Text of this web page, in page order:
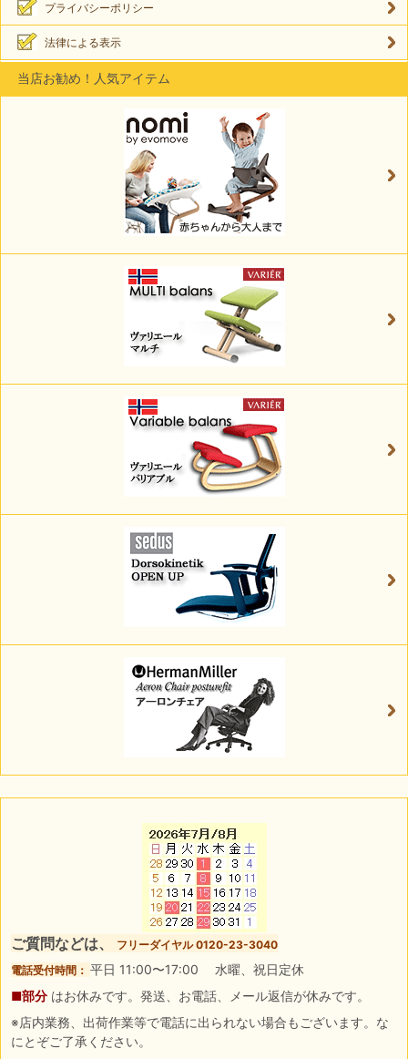
プライバシーポリシー
法律による表示
当店お勧め！人気アイテム
ご質問などは、
フリーダイヤル 0120-23-3040
電話受付時間： 平日 11:00〜17:00 水曜、祝日定休
■部分 はお休みです。発送、お電話、メール返信が休みです。
※店内業務、出荷作業等で電話に出られない場合もございます。な
にとぞご了承ください。